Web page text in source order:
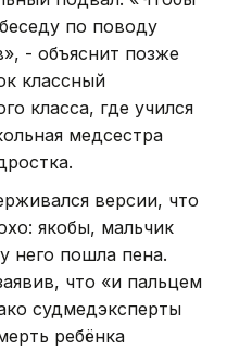
по поводу
- объяснит позже
классный
класса, где учился
медсестра
версии, что
якобы, мальчик
него пошла пена.
что «и пальцем
судмедэксперты
ребёнка